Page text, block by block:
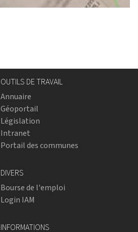
OUTILS DE TRAVAIL
Annuaire
Géoportail
Législation
Intranet
Portail des communes
DIVERS
Bourse de l'emploi
Login IAM
INFORMATIONS